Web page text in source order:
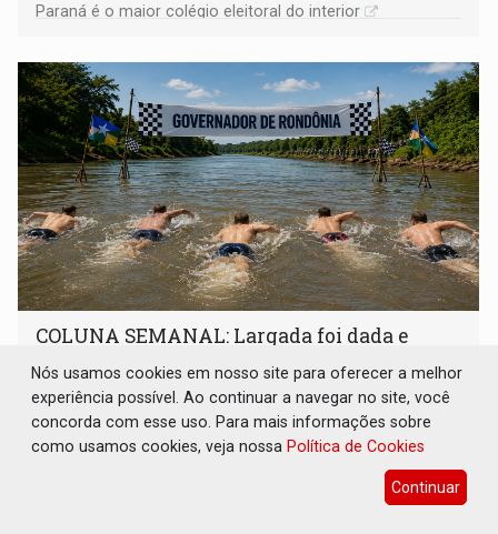
Paraná é o maior colégio eleitoral do interior
COLUNA SEMANAL: Largada foi dada e
tudo ou nada
08 de Agosto de 2026 às 12:21
Corrida presidencial acende alerta para Lula e Flávio; Fúria
tenta tirar a imagem de ser a continuidade do governador
Marcos Rocha; ex-prefeito Hildon Chaves parece ainda
Nós usamos cookies em nosso site para oferecer a melhor
experiência possível. Ao continuar a navegar no site, você
concorda com esse uso. Para mais informações sobre
como usamos cookies, veja nossa Política de Cookies
Continuar